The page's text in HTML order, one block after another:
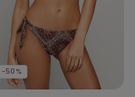
-50%